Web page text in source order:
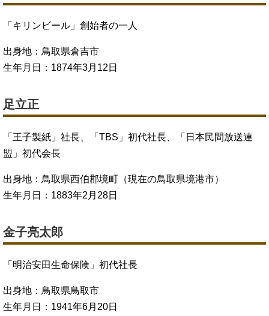
「キリンビール」創始者の一人
出身地：鳥取県倉吉市
生年月日：1874年3月12日
足立正
「王子製紙」社長、「TBS」初代社長、「日本民間放送連
盟」初代会長
出身地：鳥取県西伯郡境町（現在の鳥取県境港市）
生年月日：1883年2月28日
金子亮太郎
「明治安田生命保険」初代社長
出身地：鳥取県鳥取市
生年月日：1941年6月20日